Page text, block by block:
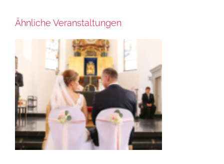
Ähnliche Veranstaltungen